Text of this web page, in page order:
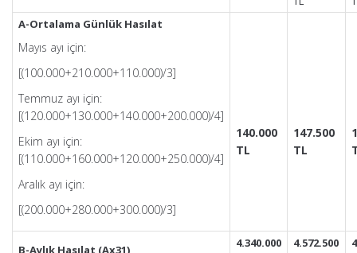
A-Ortalama Günlük Hasılat
Mayıs ayı için:
[(100.000+210.000+110.000)/3]
Temmuz ayı için:
[(120.000+130.000+140.000+200.000)/4]
Ekim ayı için:
[(110.000+160.000+120.000+250.000)/4]
Aralık ayı için:
[(200.000+280.000+300.000)/3]
140.000
TL
147.500
TL
B-Aylık Hasılat (Ax31)
4.340.000
4.572.500